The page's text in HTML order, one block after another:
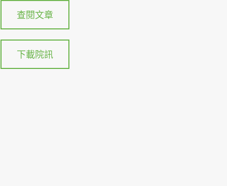
查閱文章
下載院訊